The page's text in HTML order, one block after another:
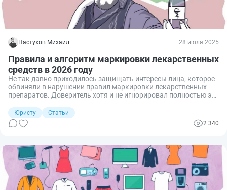
Пастухов Михаил 28 июля 2025
Правила и алгоритм маркировки лекарственных
средств в 2026 году
Не так давно приходилось защищать интересы лица, которое
обвиняли в нарушении правил маркировки лекарственных
препаратов. Доверитель хотя и не игнорировал полностью эти
лекарствами. Пришлось помочь ему разобраться в
различных свойствах этого процесса. Особенностей
применения рассматриваемых правил в этой сфере много,
работу с фармацевтикой. Рассмотрим подробнее правила и
алгоритм маркировки лекарственных средств в 2026 году.
Юристу
Статьи
2 340